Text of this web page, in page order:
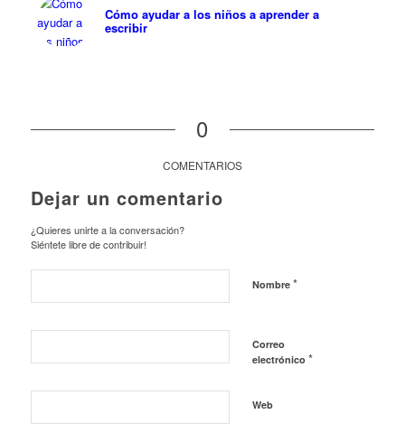
Cómo ayudar a los niños a aprender a
escribir
0
COMENTARIOS
Dejar un comentario
¿Quieres unirte a la conversación?
Siéntete libre de contribuir!
Nombre *
Correo
electrónico *
Web